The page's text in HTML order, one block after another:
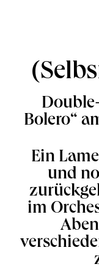
Bolero“
Ein
und
im